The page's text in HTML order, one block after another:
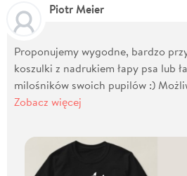
Piotr Meier
Proponujemy wygodne, bardzo
koszulki z nadrukiem łapy psa lub
milośników swoich pupilów :)
Zobacz więcej